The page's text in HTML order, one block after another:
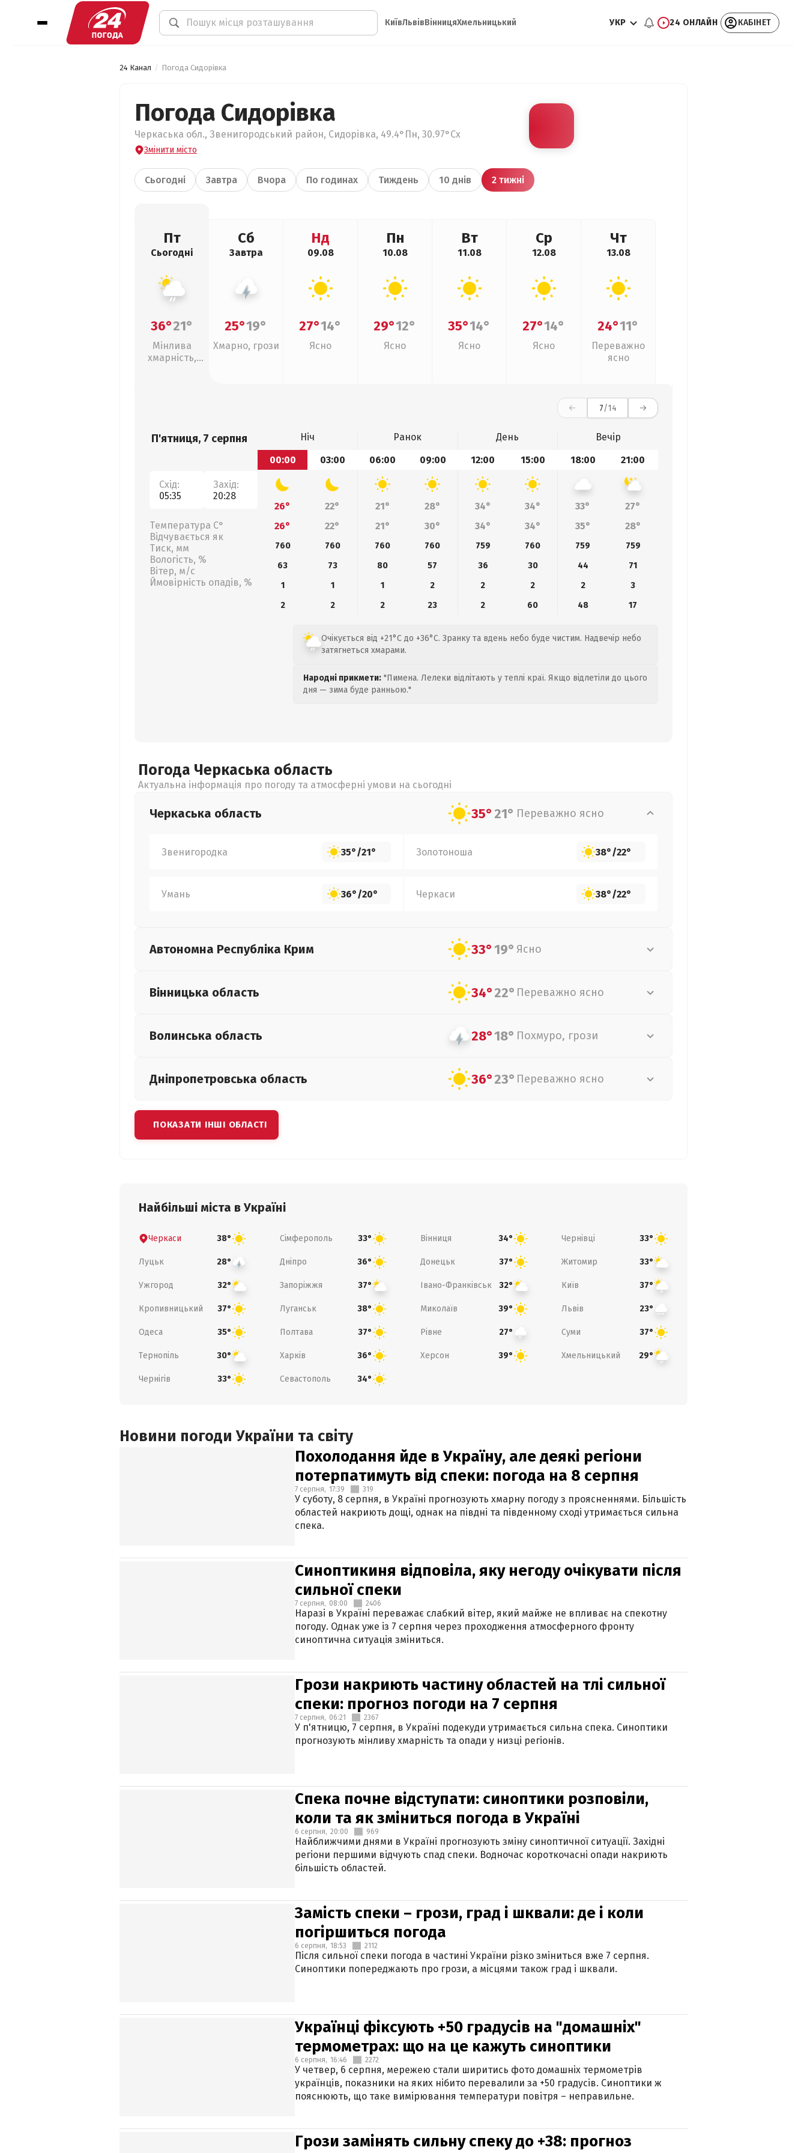
КиївЛьвівВінницяХмельницький УКР 24 ОНЛАЙН КАБІНЕТ
24 Канал Погода Сидорівка
Погода Сидорівка
Черкаська обл., Звенигородський район, Сидорівка, 49.4°Пн, 30.97°Сх
Змінити місто
Сьогодні Завтра Вчора По годинах Тиждень 10 днів 2 тижні
Пт
Сьогодні
36°21°
Мінлива
хмарність,
Сб
Завтра
25°19°
Хмарно, грози
Нд
09.08
27°14°
Ясно
Пн
10.08
29°12°
Ясно
Вт
11.08
35°14°
Ясно
Ср
12.08
27°14°
Ясно
Чт
13.08
24°11°
Переважно
ясно
7/14
П'ятниця, 7 серпня
Схід:
05:35
Захід:
20:28
Температура С°
Відчувається як
Тиск, мм
Вологість, %
Вітер, м/с
Ймовірність опадів, %
Ніч Ранок День
Вечір
00:00
03:00 06:00 09:00 12:00 15:00 18:00 21:00
26° 22° 21° 28° 34° 34° 33°
27°
26°
22° 21° 30° 34° 34° 35° 28°
760 760 760 760 759 760 759
759
63
73 80 57 36 30 44
71
1
1 1 2 2 2 2
3
2
2 2 23 2 60 48 17
Очікується від +21°C до +36°C. Зранку та вдень небо буде чистим. Надвечір небо
затягнеться хмарами.
Народні прикмети: "Пимена. Лелеки відлітають у теплі краї. Якщо відлетіли до цього
дня — зима буде ранньою."
Погода Черкаська область
Актуальна інформація про погоду та атмосферні умови на сьогодні
Черкаська область 35°21° Переважно ясно
Звенигородка 35°/21° Золотоноша 38°/22°
Умань 36°/20° Черкаси 38°/22°
Автономна Республіка Крим 33°19° Ясно
Вінницька область 34°22° Переважно ясно
Волинська область 28°18° Похмуро, грози
Дніпропетровська область 36°23° Переважно ясно
ПОКАЗАТИ ІНШІ ОБЛАСТІ
Найбільші міста в Україні
Черкаси 38° Сімферополь 33° Вінниця 34° Чернівці 33°
Луцьк 28° Дніпро 36° Донецьк 37° Житомир 33°
Ужгород 32° Запоріжжя 37° Івано-Франківськ 32° Київ 37°
Кропивницький 37° Луганськ 38° Миколаїв 39° Львів 23°
Одеса 35° Полтава 37° Рівне 27° Суми 37°
Тернопіль 30° Харків 36° Херсон 39° Хмельницький 29°
Чернігів 33° Севастополь 34°
Новини погоди України та світу
Похолодання йде в Україну, але деякі регіони
потерпатимуть від спеки: погода на 8 серпня
7 серпня, 17:39 319
У суботу, 8 серпня, в Україні прогнозують хмарну погоду з проясненнями. Більшість
областей накриють дощі, однак на півдні та південному сході утримається сильна
спека.
Синоптикиня відповіла, яку негоду очікувати після
сильної спеки
7 серпня, 08:00 2406
Наразі в Україні переважає слабкий вітер, який майже не впливає на спекотну
погоду. Однак уже із 7 серпня через проходження атмосферного фронту
синоптична ситуація зміниться.
Грози накриють частину областей на тлі сильної
спеки: прогноз погоди на 7 серпня
7 серпня, 06:21 2367
У п'ятницю, 7 серпня, в Україні подекуди утримається сильна спека. Синоптики
прогнозують мінливу хмарність та опади у низці регіонів.
Спека почне відступати: синоптики розповіли,
коли та як зміниться погода в Україні
6 серпня, 20:00 969
Найближчими днями в Україні прогнозують зміну синоптичної ситуації. Західні
регіони першими відчують спад спеки. Водночас короткочасні опади накриють
більшість областей.
Замість спеки – грози, град і шквали: де і коли
погіршиться погода
6 серпня, 18:53 2112
Після сильної спеки погода в частині України різко зміниться вже 7 серпня.
Синоптики попереджають про грози, а місцями також град і шквали.
Українці фіксують +50 градусів на "домашніх"
термометрах: що на це кажуть синоптики
6 серпня, 16:46 2272
У четвер, 6 серпня, мережею стали ширитись фото домашніх термометрів
українців, показники на яких нібито перевалили за +50 градусів. Синоптики ж
пояснюють, що таке вимірювання температури повітря – неправильне.
Грози замінять сильну спеку до +38: прогноз